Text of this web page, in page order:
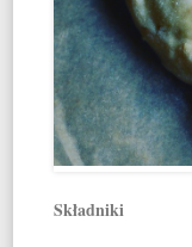
Składniki